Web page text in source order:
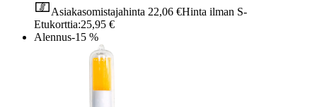
Asiakasomistajahinta 22,06 €Hinta ilman S-
Etukorttia:25,95 €
Alennus-15 %